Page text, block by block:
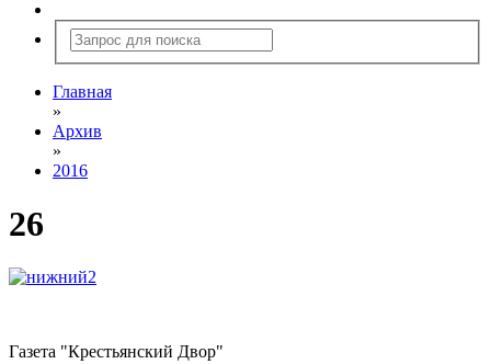
Главная
»
Архив
»
2016
26
Газета "Крестьянский Двор"